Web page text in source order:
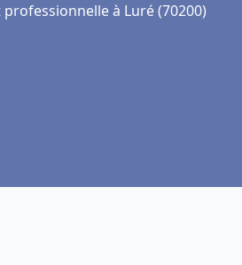
à Luré (70200)